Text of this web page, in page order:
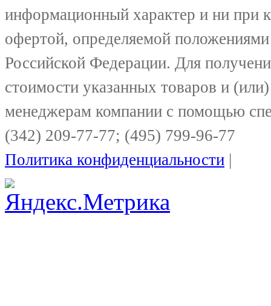
информационный характер и ни при
офертой, определяемой
Российской Федерации. Для
стоимости указанных товаров и
менеджерам компании с помощью
(342) 209-77-77; (495) 799-96-77
Политика конфиденциальности |